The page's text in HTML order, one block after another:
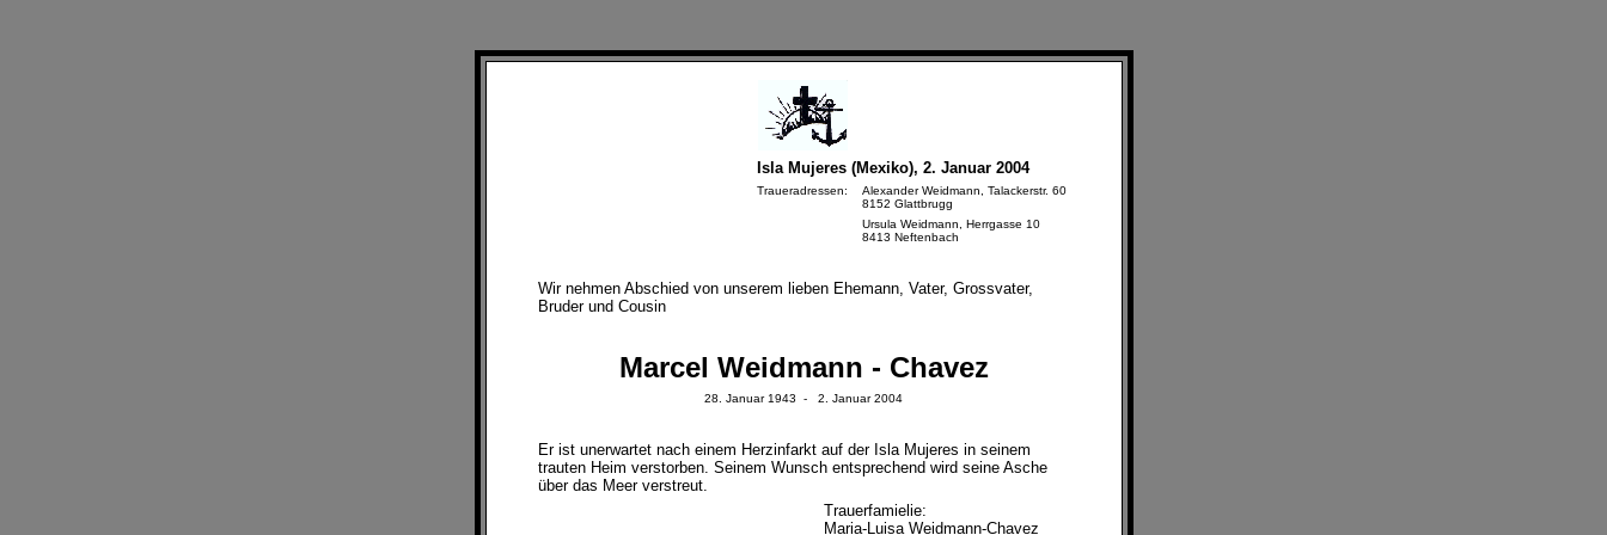
Isla Mujeres (Mexiko), 2. Januar 2004
Traueradressen:
Alexander Weidmann, Talackerstr. 60
8152 Glattbrugg
Ursula Weidmann, Herrgasse 10
8413 Neftenbach
Wir nehmen Abschied von unserem lieben Ehemann, Vater, Grossvater,
Bruder und Cousin
Marcel Weidmann - Chavez
28. Januar 1943 - 2. Januar 2004
Er ist unerwartet nach einem Herzinfarkt auf der Isla Mujeres in seinem
trauten Heim verstorben. Seinem Wunsch entsprechend wird seine Asche
über das Meer verstreut.
Trauerfamielie:
Maria-Luisa Weidmann-Chavez